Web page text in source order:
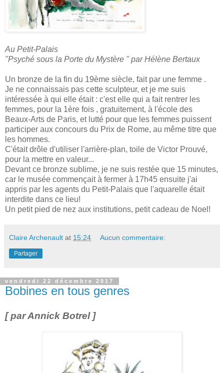
Au Petit-Palais
"Psyché sous la Porte du Mystère " par Hélène Bertaux
Un bronze de la fin du 19ème siècle, fait par une femme .
Je ne connaissais pas cette sculpteur, et je me suis
intéressée à qui elle était : c'est elle qui a fait rentrer les
femmes, pour la 1ère fois , gratuitement, à l'école des
Beaux-Arts de Paris, et lutté pour que les femmes puissent
participer aux concours du Prix de Rome, au même titre que
les hommes.
C'était drôle d'utiliser l'arrière-plan, toile de Victor Prouvé,
pour la mettre en valeur...
Devant ce bronze sublime, je ne suis restée que 15 minutes,
car le musée commençait à fermer à 17h45 ensuite j'ai
appris par les agents du Petit-Palais que l'aquarelle était
interdite dans ce lieu!
Un petit pied de nez aux institutions, petit cadeau de Noel!
Claire Archenault at 15:24 Aucun commentaire:
Partager
vendredi 22 décembre 2017
Bobines en tous genres
[par Annick Botrel ]